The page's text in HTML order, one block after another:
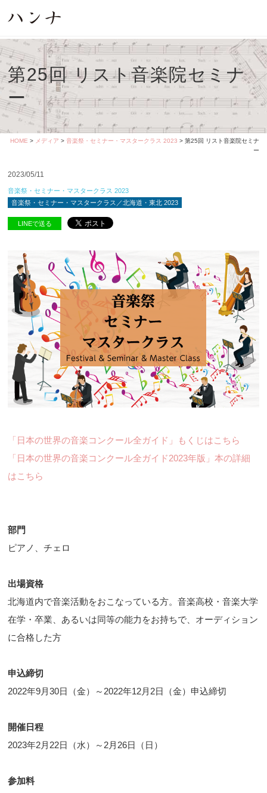
第25回 リスト音楽院セミナ
ー
HOME > メディア > 音楽祭・セミナー・マスタークラス 2023 > 第25回 リスト音楽院セミナ
ー
2023/05/11
音楽祭・セミナー・マスタークラス 2023
音楽祭・セミナー・マスタークラス／北海道・東北 2023
LINEで送る
「日本の世界の音楽コンクール全ガイド」もくじはこちら
「日本の世界の音楽コンクール全ガイド2023年版」本の詳細
はこちら
部門
ピアノ、チェロ
出場資格
北海道内で音楽活動をおこなっている方。音楽高校・音楽大学
在学・卒業、あるいは同等の能力をお持ちで、オーディション
に合格した方
申込締切
2022年9月30日（金）～2022年12月2日（金）申込締切
開催日程
2023年2月22日（水）～2月26日（日）
参加料